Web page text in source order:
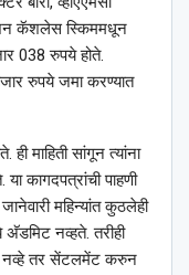
कॅशलेस स्किममधून
038 रुपये होते.
रुपये जमा करण्यात
माहिती सांगून त्यांना
कागदपत्रांची पाहणी
महिन्यांत कुठलेही
नव्हते. तरीही
नव्हे तर सेंटलमेंट करुन